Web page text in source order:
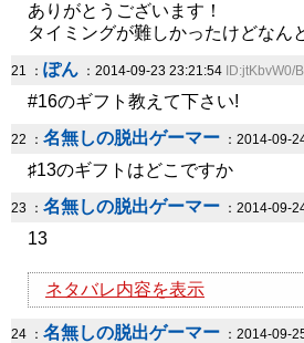
ありがとうございます！
タイミングが難しかったけどなん
21 ： ぽん ：2014-09-23 23:21:54 ID:jtKbvW0/
#16のギフト教えて下さい!
22 ： 名無しの脱出ゲーマー ：2014-09-
♯13のギフトはどこですか
23 ： 名無しの脱出ゲーマー ：2014-09-
13
ネタバレ内容を表示
24 ： 名無しの脱出ゲーマー ：2014-09-